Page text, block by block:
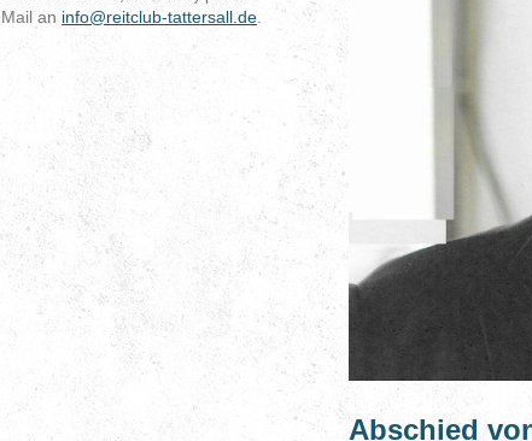
Abschied
Mail an info@reitclub-tattersall.de